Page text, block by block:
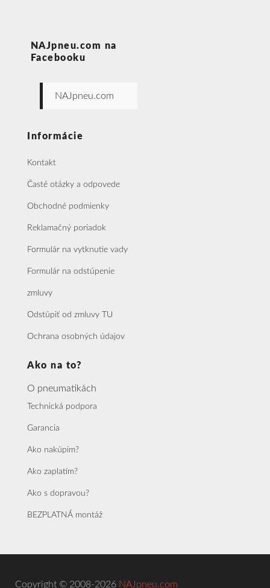
NAJpneu.com na
Facebooku
NAJpneu.com
Informácie
Kontakt
Časté otázky a odpovede
Obchodné podmienky
Reklamačný poriadok
Formulár na vytknutie vady
Formulár na odstúpenie
zmluvy
Odstúpiť od zmluvy TU
Ochrana osobných údajov
Ako na to?
O pneumatikách
Technická podpora
Garancia
Ako nakúpim?
Ako zaplatím?
Ako s dopravou?
BEZPLATNÁ montáž
Copyright © 2008-2026 NAJpneu.com